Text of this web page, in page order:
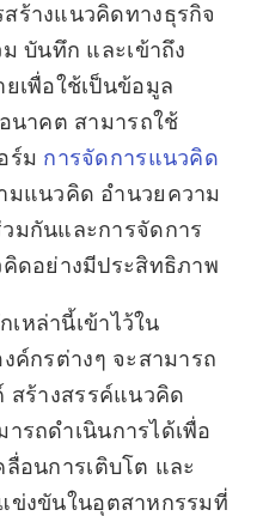
ร้างแนวคิดทางธุรกิจ
บันทึก และเข้าถึง
เพื่อใช้เป็นข้อมูล
นาคต สามารถใช้
ร์ม การจัดการแนวคิด
มแนวคิด อำนวยความ
มกันและการจัดการ
ดอย่างมีประสิทธิภาพ
หล่านี้เข้าไว้ใน
ค์กรต่างๆ จะสามารถ
สร้างสรรค์แนวคิด
รถดำเนินการได้เพื่อ
อนการเติบโต และ
ข่งขันในอุตสาหกรรมที่